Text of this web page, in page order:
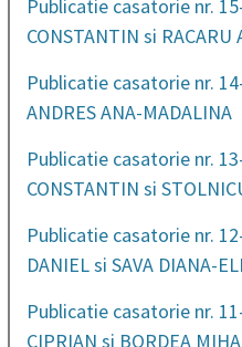
Publicatie casatorie nr.
CONSTANTIN si RACARU
Publicatie casatorie nr.
ANDRES ANA-MADALINA
Publicatie casatorie nr.
CONSTANTIN si
Publicatie casatorie nr.
DANIEL si SAVA DIANA-
Publicatie casatorie nr.
CIPRIAN si BORDEA